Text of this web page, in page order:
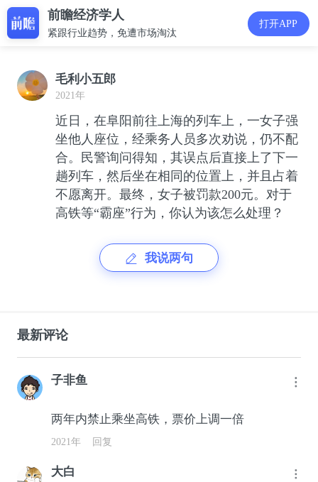
前瞻经济学人
紧跟行业趋势，免遭市场淘汰
打开APP
毛利小五郎
2021年
近日，在阜阳前往上海的列车上，一女子强
坐他人座位，经乘务人员多次劝说，仍不配
合。民警询问得知，其误点后直接上了下一
趟列车，然后坐在相同的位置上，并且占着
不愿离开。最终，女子被罚款200元。对于
高铁等“霸座”行为，你认为该怎么处理？
我说两句
最新评论
子非鱼
两年内禁止乘坐高铁，票价上调一倍
2021年 回复
大白